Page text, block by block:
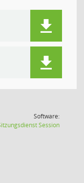
Software:
Session(Wird in